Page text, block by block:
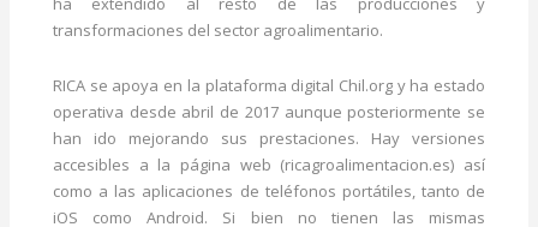
transformaciones del sector agroalimentario.
RICA se apoya en la plataforma digital Chil.org y ha estado
operativa desde abril de 2017 aunque posteriormente se
han ido mejorando sus prestaciones. Hay versiones
accesibles a la página web (ricagroalimentacion.es) así
como a las aplicaciones de teléfonos portátiles, tanto de
iOS como Android. Si bien no tienen las mismas